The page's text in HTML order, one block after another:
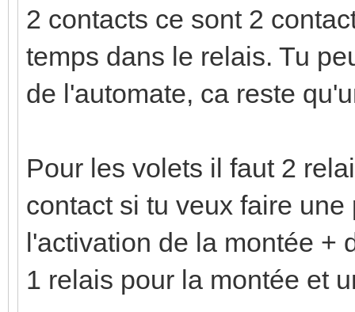
2 contacts ce sont 2
temps dans le relais. Tu
de l'automate, ca reste
Pour les volets il faut 2
contact si tu veux faire
l'activation de la montée +
1 relais pour la montée et